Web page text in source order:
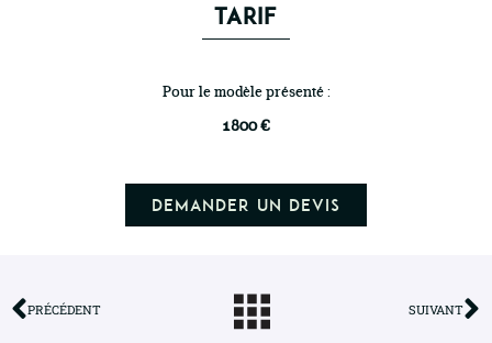
TARIF
Pour le modèle présenté :
1800 €
Demander un devis
PRÉCÉDENT SUIVANT